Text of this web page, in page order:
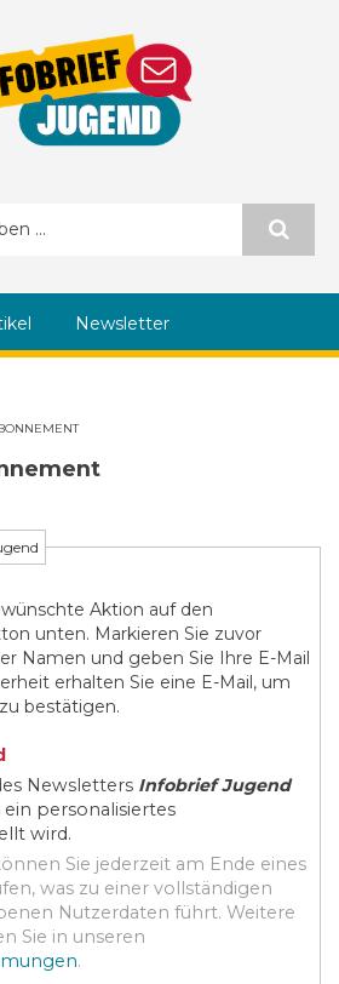
Newsletter
Aktion auf den
unten. Markieren Sie zuvor
Namen und geben Sie Ihre E-Mail
erhalten Sie eine E-Mail, um
bestätigen.
Newsletters Infobrief Jugend
ein personalisiertes
wird.
Sie jederzeit am Ende eines
was zu einer vollständigen
Nutzerdaten führt. Weitere
Sie in unseren
.